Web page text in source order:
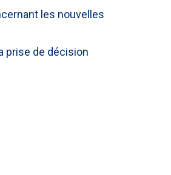
les nouvelles
prise de décision